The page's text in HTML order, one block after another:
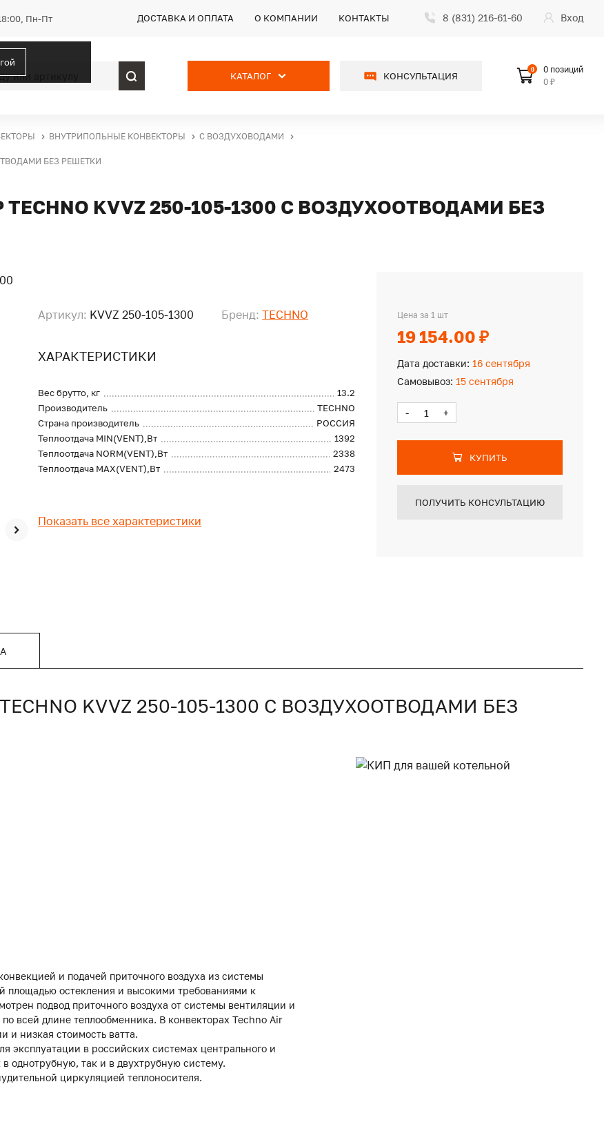
Пн-Пт ДОСТАВКА И ОПЛАТА О КОМПАНИИ КОНТАКТЫ 8 (831) 216-61-60 Вход
КАТАЛОГ КОНСУЛЬТАЦИЯ
0
0 позиций
0 ₽
ВНУТРИПОЛЬНЫЕ КОНВЕКТОРЫ
С ВОЗДУХОВОДАМИ
БЕЗ РЕШЕТКИ
KVVZ 250-105-1300 С ВОЗДУХООТВОДАМИ БЕЗ
Артикул: KVVZ 250-105-1300 Бренд: TECHNO
ХАРАКТЕРИСТИКИ
Вес брутто, кг
13.2
Производитель
TECHNO
Страна производитель
РОССИЯ
Теплоотдача MIN(VENT),Вт
1392
Теплоотдача NORM(VENT),Вт
2338
Теплоотдача MAX(VENT),Вт
2473
Показать все характеристики
Цена за 1 шт
19 154.00 ₽
Дата доставки: 16 сентября
Самовывоз: 15 сентября
- +
КУПИТЬ
ПОЛУЧИТЬ КОНСУЛЬТАЦИЮ
KVVZ 250-105-1300 С ВОЗДУХООТВОДАМИ БЕЗ
и подачей приточного воздуха из системы
площадью остекления и высокими требованиями к
подвод приточного воздуха от системы вентиляции и
всей длине теплообменника. В конвекторах Techno Air
и низкая стоимость ватта.
эксплуатации в российских системах центрального и
однотрубную, так и в двухтрубную систему.
циркуляцией теплоносителя.